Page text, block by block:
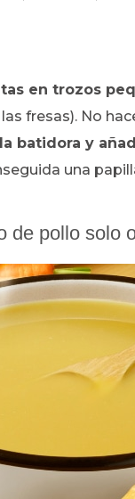
en trozos
fresas). No
batidora y
una
de pollo solo